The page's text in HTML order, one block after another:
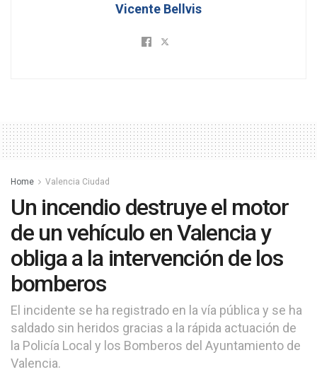
Vicente Bellvis
Home Valencia Ciudad
Un incendio destruye el motor
de un vehículo en Valencia y
obliga a la intervención de los
bomberos
El incidente se ha registrado en la vía pública y se ha
saldado sin heridos gracias a la rápida actuación de
la Policía Local y los Bomberos del Ayuntamiento de
Valencia.